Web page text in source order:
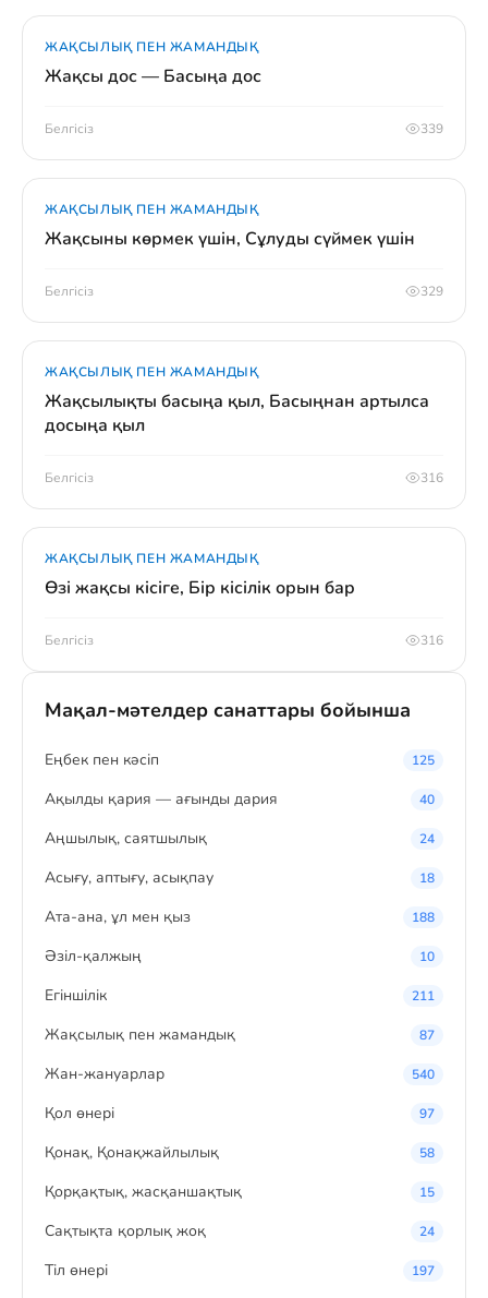
ЖАҚСЫЛЫҚ ПЕН ЖАМАНДЫҚ
Жақсы дос — Басыңа дос
Белгісіз 339
ЖАҚСЫЛЫҚ ПЕН ЖАМАНДЫҚ
Жақсыны көрмек үшін, Сұлуды сүймек үшін
Белгісіз 329
ЖАҚСЫЛЫҚ ПЕН ЖАМАНДЫҚ
Жақсылықты басыңа қыл, Басыңнан артылса
досыңа қыл
Белгісіз 316
ЖАҚСЫЛЫҚ ПЕН ЖАМАНДЫҚ
Өзі жақсы кісіге, Бір кісілік орын бар
Белгісіз 316
Мақал-мәтелдер санаттары бойынша
Eңбек пен кәсіп 125
Ақылды қария — ағынды дария 40
Аңшылық, саятшылық 24
Асығу, аптығу, асықпау 18
Ата-ана, ұл мен қыз 188
Әзіл-қалжың 10
Егіншілік 211
Жақсылық пен жамандық 87
Жан-жануарлар 540
Қол өнері 97
Қонақ, Қонақжайлылық 58
Қорқақтық, жасқаншақтық 15
Сақтықта қорлық жоқ 24
Тіл өнері 197